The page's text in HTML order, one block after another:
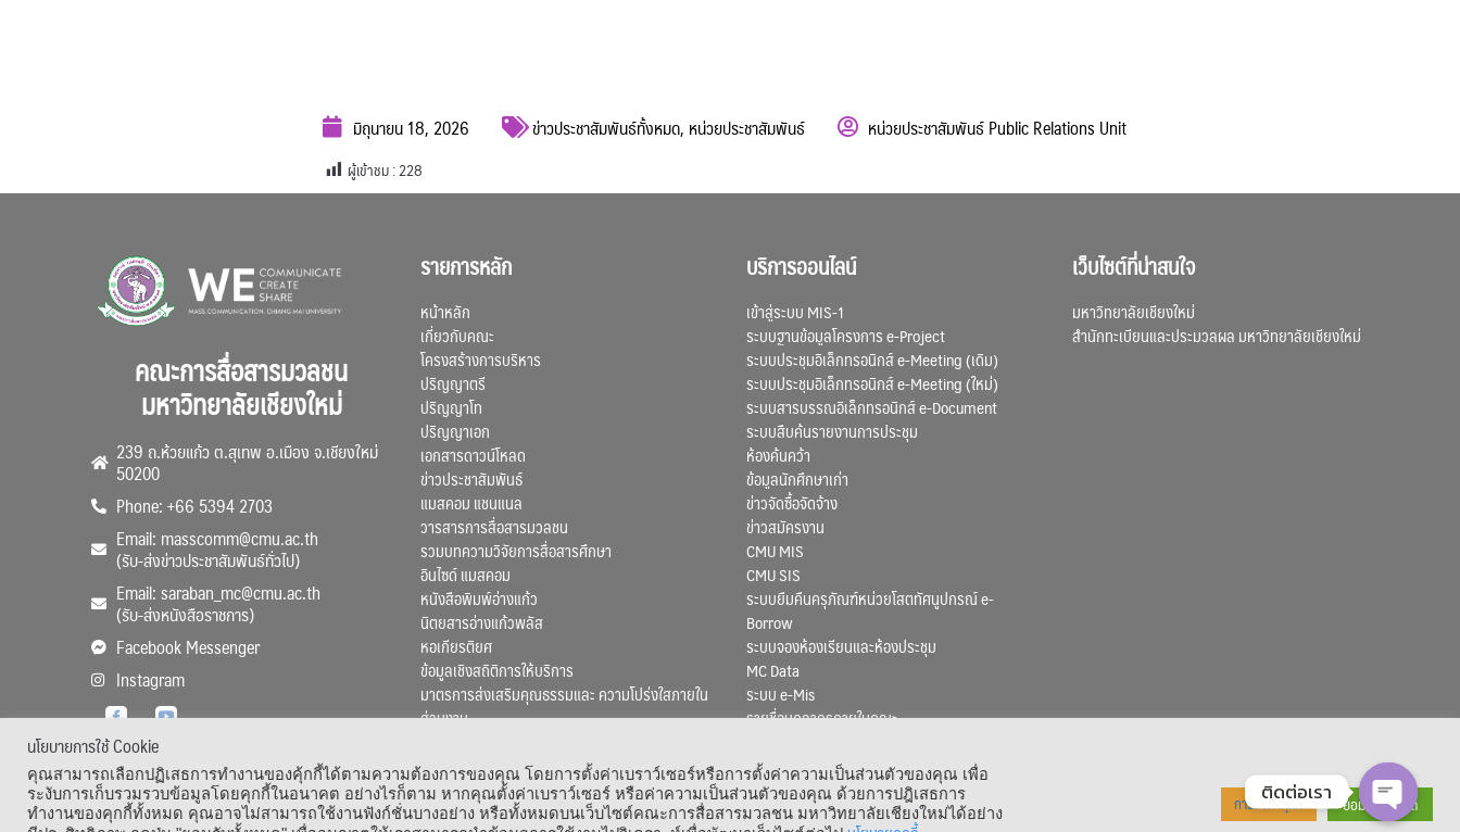
มิถุนายน 18, 2026 ข่าวประชาสัมพันธ์ทั้งหมด, หน่วยประชาสัมพันธ์ หน่วยประชาสัมพันธ์ Public Relations Unit
ผู้เข้าชม :228
คณะการสื่อสารมวลชน
มหาวิทยาลัยเชียงใหม่
239 ถ.ห้วยแก้ว ต.สุเทพ อ.เมือง จ.เชียงใหม่
50200
Phone: +66 5394 2703
Email: masscomm@cmu.ac.th
(รับ-ส่งข่าวประชาสัมพันธ์ทั่วไป)
Email: saraban_mc@cmu.ac.th
(รับ-ส่งหนังสือราชการ)
Facebook Messenger
Instagram
รายการหลัก
หน้าหลัก
เกี่ยวกับคณะ
โครงสร้างการบริหาร
ปริญญาตรี
ปริญญาโท
ปริญญาเอก
เอกสารดาวน์โหลด
ข่าวประชาสัมพันธ์
แมสคอม แชนแนล
วารสารการสื่อสารมวลชน
รวมบทความวิจัยการสื่อสารศึกษา
อินไซด์ แมสคอม
หนังสือพิมพ์อ่างแก้ว
นิตยสารอ่างแก้วพลัส
หอเกียรติยศ
ข้อมูลเชิงสถิติการให้บริการ
มาตรการส่งเสริมคุณธรรมและ ความโปร่งใสภายใน
ส่วนงาน
บริการออนไลน์
เข้าสู่ระบบ MIS-1
ระบบฐานข้อมูลโครงการ e-Project
ระบบประชุมอิเล็กทรอนิกส์ e-Meeting (เดิม)
ระบบประชุมอิเล็กทรอนิกส์ e-Meeting (ใหม่)
ระบบสารบรรณอิเล็กทรอนิกส์ e-Document
ระบบสืบค้นรายงานการประชุม
ห้องค้นคว้า
ข้อมูลนักศึกษาเก่า
ข่าวจัดซื้อจัดจ้าง
ข่าวสมัครงาน
CMU MIS
CMU SIS
ระบบยืมคืนครุภัณฑ์หน่วยโสตทัศนูปกรณ์ e-
Borrow
ระบบจองห้องเรียนและห้องประชุม
MC Data
ระบบ e-Mis
รายชื่อบุคลากรภายในคณะ
เว็บไซต์ที่น่าสนใจ
มหาวิทยาลัยเชียงใหม่
สำนักทะเบียนและประมวลผล มหาวิทยาลัยเชียงใหม่
นโยบายการใช้ Cookie
คุณสามารถเลือกปฏิเสธการทำงานของคุ้กกี้ได้ตามความต้องการของคุณ โดยการตั้งค่าเบราว์เซอร์หรือการตั้งค่าความเป็นส่วนตัวของคุณ เพื่อ
ระงับการเก็บรวมรวบข้อมูลโดยคุกกี้ในอนาคต อย่างไรก็ตาม หากคุณตั้งค่าเบราว์เซอร์ หรือค่าความเป็นส่วนตัวของคุณ ด้วยการปฎิเสธการ
ทำงานของคุกกี้ทั้งหมด คุณอาจไม่สามารถใช้งานฟังก์ชั่นบางอย่าง หรือทั้งหมดบนเว็บไซต์คณะการสื่อสารมวลชน มหาวิทยาลัยเชียงใหม่ได้อย่าง
การตั้งค่าคุกกี้ ยอมรับทั้งหมด
ติดต่อเรา
OPEN